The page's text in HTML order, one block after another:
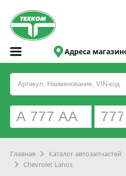
Адреса
Главная Каталог автозапчастей
Chevrolet Lanos